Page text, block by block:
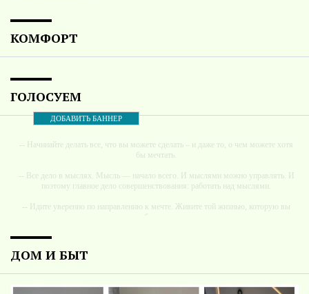
КОМФОРТ
ГОЛОСУЕМ
ДОБАВИТЬ БАННЕР
-- Начинайте делать все, что вы можете сделать – и даже то, о чем можете хотя
бы мечтать.
-- Все дело в мыслях. Мысль — начало всего. И мыслями можно управлять. И
поэтому главное дело совершенствования: работать над мыслями.
-- Идите уверенно по направлению к мечте. Живите той жизнью, которую вы
-- Самое большое богатство — это ум. Самая большая нищета — глупость. Из
ДОМ И БЫТ